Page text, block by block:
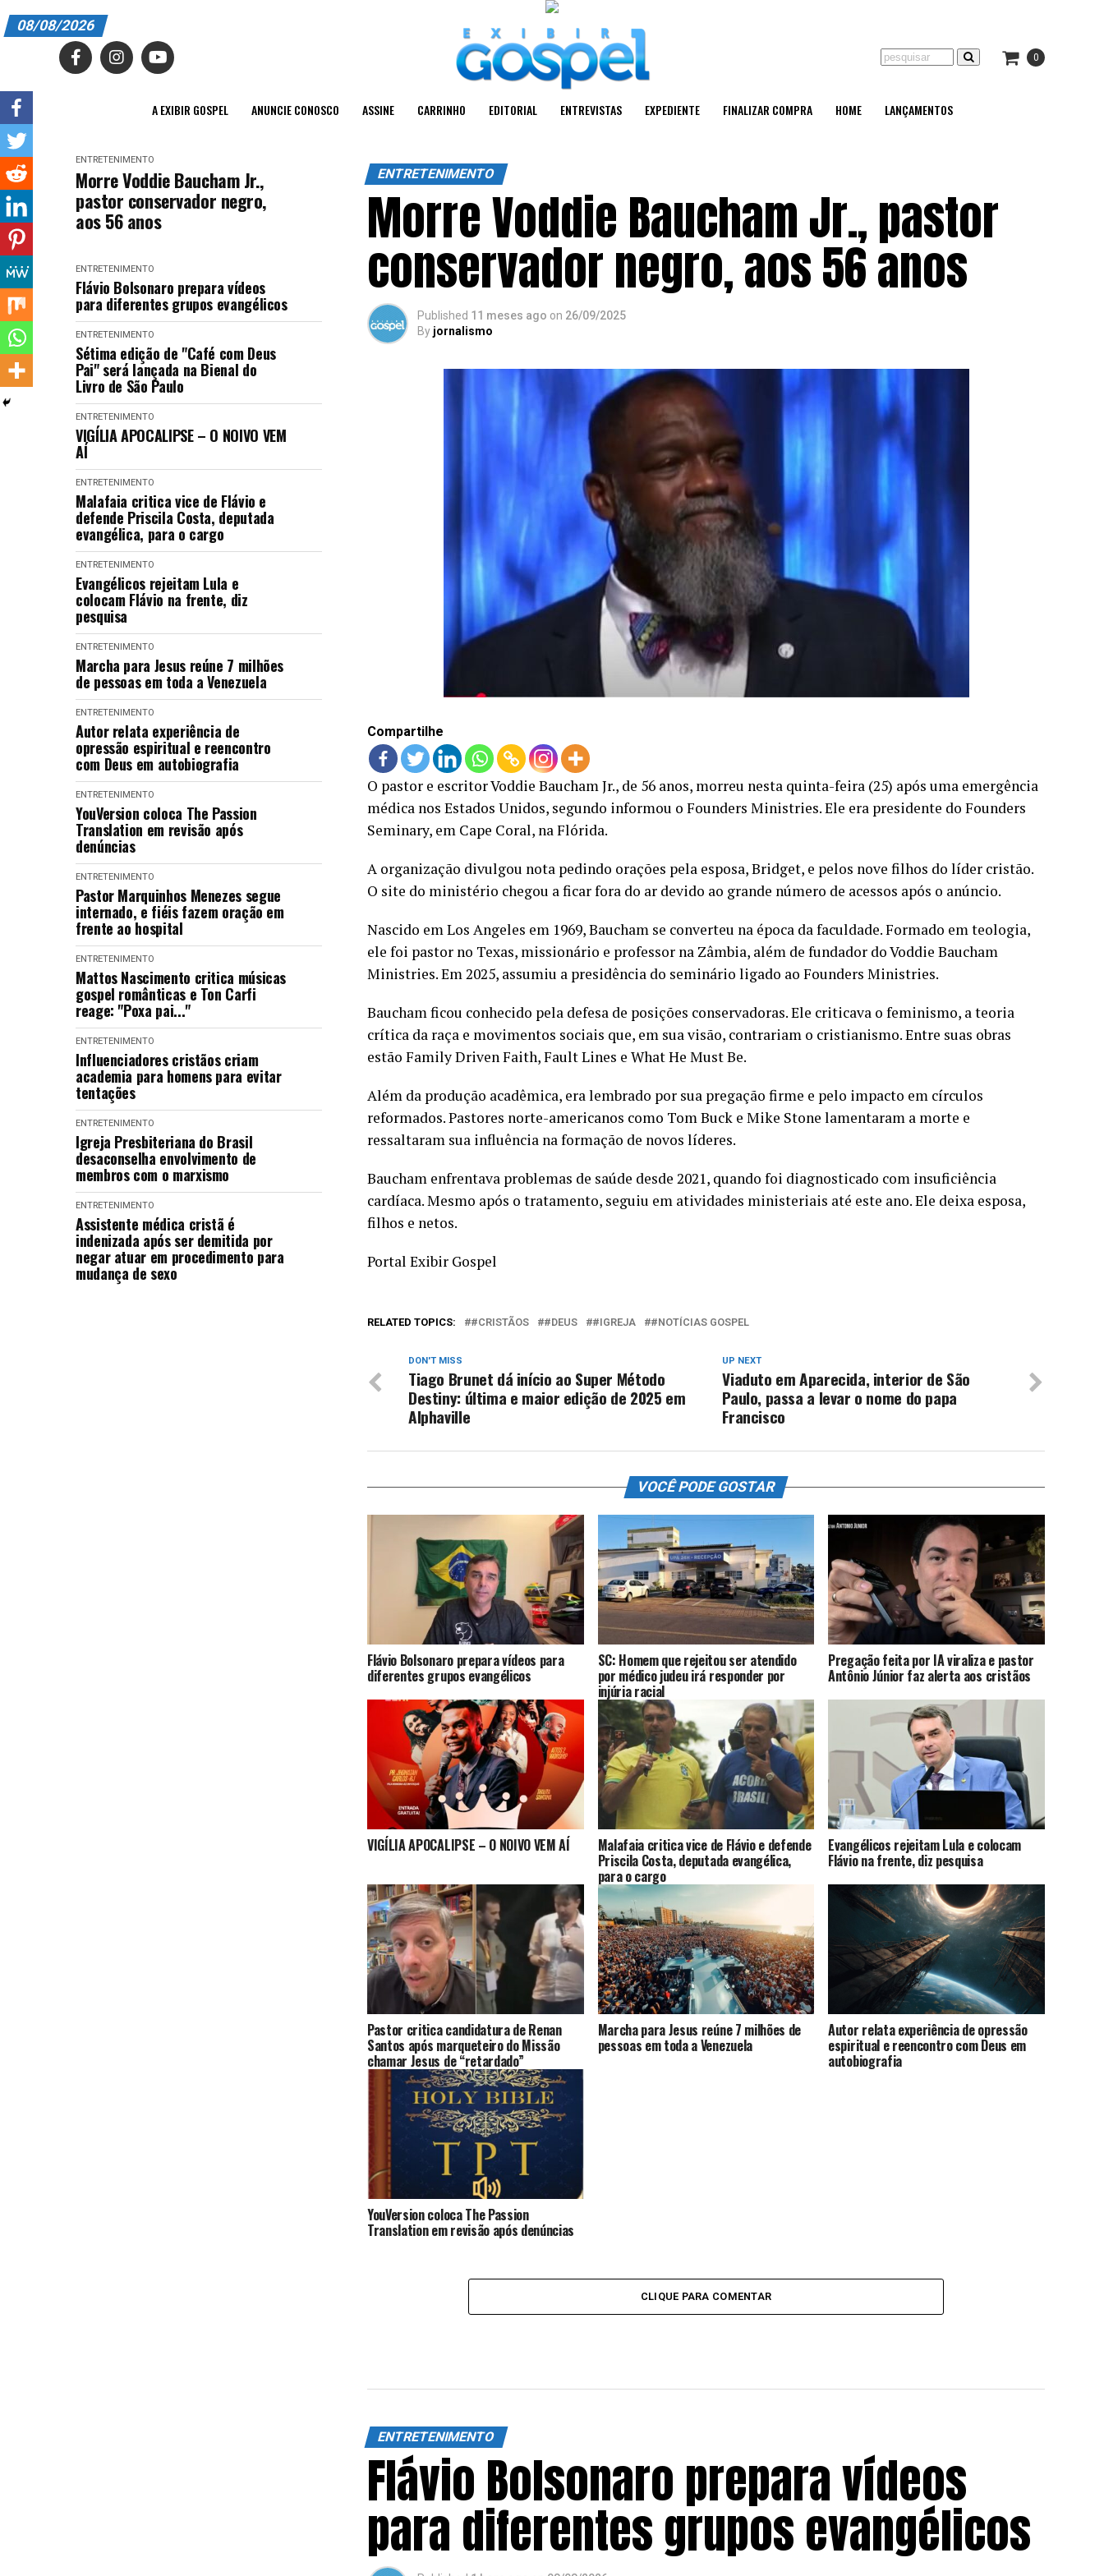
A EXIBIR GOSPEL
EDITORIAL
EXPEDIENTE
FINALIZAR COMPRA
HOME
LANÇAMENTOS
08/08/2026
0
A EXIBIR GOSPEL ANUNCIE CONOSCO ASSINE CARRINHO EDITORIAL ENTREVISTAS EXPEDIENTE FINALIZAR COMPRA HOME LANÇAMENTOS
ENTRETENIMENTO
Morre Voddie Baucham Jr.,
pastor conservador negro,
aos 56 anos
ENTRETENIMENTO
Flávio Bolsonaro prepara vídeos
para diferentes grupos evangélicos
ENTRETENIMENTO
Sétima edição de "Café com Deus
Pai" será lançada na Bienal do
Livro de São Paulo
ENTRETENIMENTO
VIGÍLIA APOCALIPSE – O NOIVO VEM
AÍ
ENTRETENIMENTO
Malafaia critica vice de Flávio e
defende Priscila Costa, deputada
evangélica, para o cargo
ENTRETENIMENTO
Evangélicos rejeitam Lula e
colocam Flávio na frente, diz
pesquisa
ENTRETENIMENTO
Marcha para Jesus reúne 7 milhões
de pessoas em toda a Venezuela
ENTRETENIMENTO
Autor relata experiência de
opressão espiritual e reencontro
com Deus em autobiografia
ENTRETENIMENTO
YouVersion coloca The Passion
Translation em revisão após
denúncias
ENTRETENIMENTO
Pastor Marquinhos Menezes segue
internado, e fiéis fazem oração em
frente ao hospital
ENTRETENIMENTO
Mattos Nascimento critica músicas
gospel românticas e Ton Carfi
reage: "Poxa pai..."
ENTRETENIMENTO
Influenciadores cristãos criam
academia para homens para evitar
tentações
ENTRETENIMENTO
Igreja Presbiteriana do Brasil
desaconselha envolvimento de
membros com o marxismo
ENTRETENIMENTO
Assistente médica cristã é
indenizada após ser demitida por
negar atuar em procedimento para
mudança de sexo
ENTRETENIMENTO
Morre Voddie Baucham Jr., pastor
conservador negro, aos 56 anos
Published 11 meses ago on 26/09/2025
By jornalismo
Compartilhe
O pastor e escritor Voddie Baucham Jr., de 56 anos, morreu nesta quinta-feira (25) após uma emergência
médica nos Estados Unidos, segundo informou o Founders Ministries. Ele era presidente do Founders
Seminary, em Cape Coral, na Flórida.
A organização divulgou nota pedindo orações pela esposa, Bridget, e pelos nove filhos do líder cristão.
O site do ministério chegou a ficar fora do ar devido ao grande número de acessos após o anúncio.
Nascido em Los Angeles em 1969, Baucham se converteu na época da faculdade. Formado em teologia,
ele foi pastor no Texas, missionário e professor na Zâmbia, além de fundador do Voddie Baucham
Ministries. Em 2025, assumiu a presidência do seminário ligado ao Founders Ministries.
Baucham ficou conhecido pela defesa de posições conservadoras. Ele criticava o feminismo, a teoria
crítica da raça e movimentos sociais que, em sua visão, contrariam o cristianismo. Entre suas obras
estão Family Driven Faith, Fault Lines e What He Must Be.
Além da produção acadêmica, era lembrado por sua pregação firme e pelo impacto em círculos
reformados. Pastores norte-americanos como Tom Buck e Mike Stone lamentaram a morte e
ressaltaram sua influência na formação de novos líderes.
Baucham enfrentava problemas de saúde desde 2021, quando foi diagnosticado com insuficiência
cardíaca. Mesmo após o tratamento, seguiu em atividades ministeriais até este ano. Ele deixa esposa,
filhos e netos.
Portal Exibir Gospel
RELATED TOPICS: #CRISTÃOS #DEUS #IGREJA #NOTÍCIAS GOSPEL
UP NEXT
Viaduto em Aparecida, interior de São
Paulo, passa a levar o nome do papa
Francisco
DON'T MISS
Tiago Brunet dá início ao Super Método
Destiny: última e maior edição de 2025 em
Alphaville
VOCÊ PODE GOSTAR
Flávio Bolsonaro prepara vídeos para
diferentes grupos evangélicos
SC: Homem que rejeitou ser atendido
por médico judeu irá responder por
injúria racial
Pregação feita por IA viraliza e pastor
Antônio Júnior faz alerta aos cristãos
VIGÍLIA APOCALIPSE – O NOIVO VEM AÍ Malafaia critica vice de Flávio e defende
Priscila Costa, deputada evangélica,
para o cargo
Evangélicos rejeitam Lula e colocam
Flávio na frente, diz pesquisa
Pastor critica candidatura de Renan
Santos após marqueteiro do Missão
chamar Jesus de “retardado”
Marcha para Jesus reúne 7 milhões de
pessoas em toda a Venezuela
Autor relata experiência de opressão
espiritual e reencontro com Deus em
autobiografia
YouVersion coloca The Passion
Translation em revisão após denúncias
CLIQUE PARA COMENTAR
ENTRETENIMENTO
Flávio Bolsonaro prepara vídeos
para diferentes grupos evangélicos